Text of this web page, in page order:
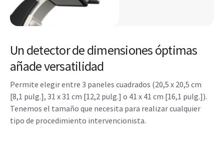
Un detector de dimensiones óptimas
añade versatilidad
Permite elegir entre 3 paneles cuadrados (20,5 x 20,5 cm
[8,1 pulg.], 31 x 31 cm [12,2 pulg.] o 41 x 41 cm [16,1 pulg.]).
Tenemos el tamaño que necesita para realizar cualquier
tipo de procedimiento intervencionista.